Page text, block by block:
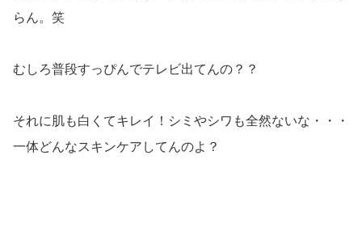
らん。笑
むしろ普段すっぴんでテレビ出てんの？？
それに肌も白くてキレイ！シミやシワも全然ないな・・・
一体どんなスキンケアしてんのよ？